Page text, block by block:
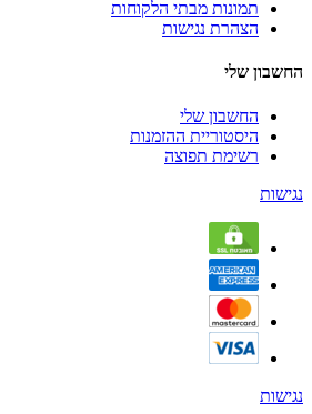
תמונות מבתי הלקוחות
הצהרת נגישות
החשבון שלי
החשבון שלי
היסטוריית ההזמנות
רשימת תפוצה
נגישות
נגישות